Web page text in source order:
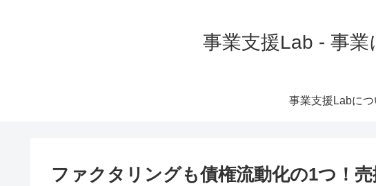
事業支援Lab - 事
事業支援Labにつ
ファクタリングも債権流動化の1つ！